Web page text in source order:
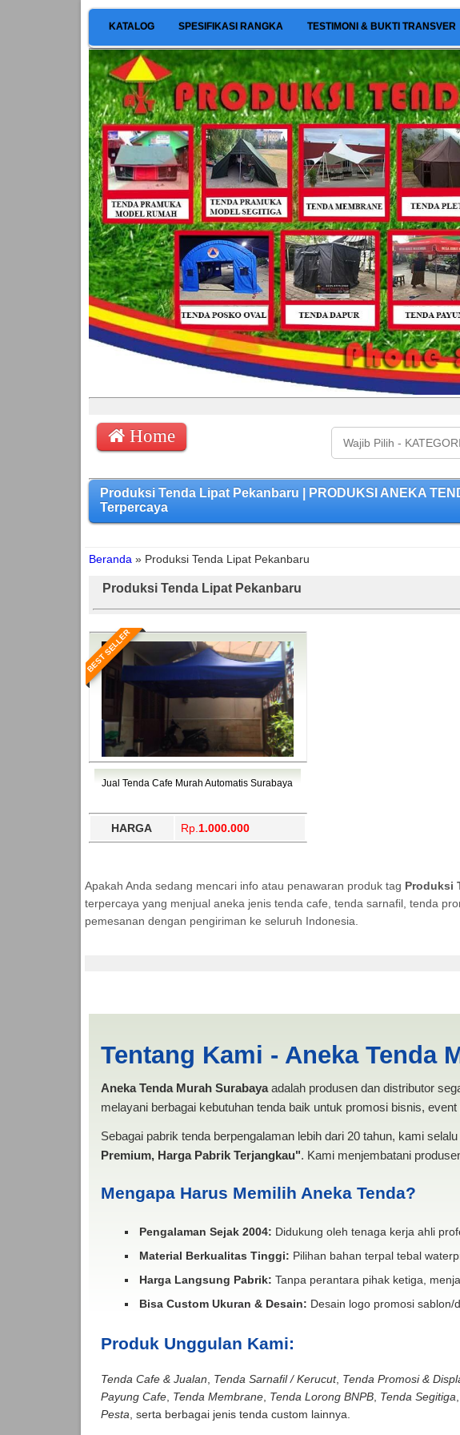
KATALOG SPESIFIKASI RANGKA TESTIMONI & BUKTI TRANSVER
Home
Produksi Tenda Lipat Pekanbaru | PRODUKSI ANEKA
Terpercaya
Beranda » Produksi Tenda Lipat Pekanbaru
Produksi Tenda Lipat Pekanbaru
BEST SELLER
Jual Tenda Cafe Murah Automatis Surabaya
HARGA Rp. 1.000.000
Apakah Anda sedang mencari info atau penawaran produk tag Produksi
terpercaya yang menjual aneka jenis tenda cafe, tenda sarnafil, tenda
pemesanan dengan pengiriman ke seluruh Indonesia.
Tentang Kami - Aneka Tenda
Aneka Tenda Murah Surabayaadalah produsen dan distributor
melayani berbagai kebutuhan tenda baik untuk promosi bisnis,
Sebagai pabrik tenda berpengalaman lebih dari 20 tahun, kami
Premium, Harga Pabrik Terjangkau". Kami menjembatani
Mengapa Harus Memilih Aneka Tenda?
Pengalaman Sejak 2004: Didukung oleh tenaga kerja ahli
Material Berkualitas Tinggi: Pilihan bahan terpal tebal
Harga Langsung Pabrik: Tanpa perantara pihak ketiga,
Bisa Custom Ukuran & Desain: Desain logo promosi sablon/
Produk Unggulan Kami:
Tenda Cafe & Jualan Tenda Sarnafil / Kerucut, Tenda Promosi &
Payung Cafe, Tenda Membrane, Tenda Lorong BNPB, Tenda Segitiga
Pesta , serta berbagai jenis tenda custom lainnya.